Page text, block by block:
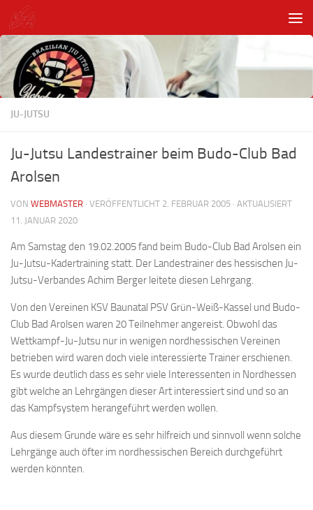
Unter dem Inhalt
JU-JUTSU
Ju-Jutsu Landestrainer beim Budo-Club Bad
Arolsen
VON WEBMASTER · VERÖFFENTLICHT 2. FEBRUAR 2005 · AKTUALISIERT
11. JANUAR 2020
Am Samstag den 19.02.2005 fand beim Budo-Club Bad Arolsen ein
Ju-Jutsu-Kadertraining statt. Der Landestrainer des hessischen Ju-
Jutsu-Verbandes Achim Berger leitete diesen Lehrgang.
Von den Vereinen KSV Baunatal PSV Grün-Weiß-Kassel und Budo-
Club Bad Arolsen waren 20 Teilnehmer angereist. Obwohl das
Wettkampf-Ju-Jutsu nur in wenigen nordhessischen Vereinen
betrieben wird waren doch viele interessierte Trainer erschienen.
Es wurde deutlich dass es sehr viele Interessenten in Nordhessen
gibt welche an Lehrgängen dieser Art interessiert sind und so an
das Kampfsystem herangeführt werden wollen.
Aus diesem Grunde wäre es sehr hilfreich und sinnvoll wenn solche
Lehrgänge auch öfter im nordhessischen Bereich durchgeführt
werden könnten.